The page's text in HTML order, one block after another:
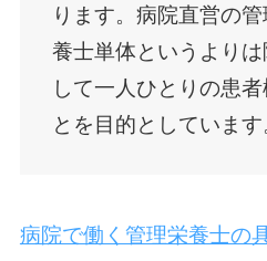
ります。病院直営の
養士単体というより
して一人ひとりの患
とを目的としています
病院で働く管理栄養士の